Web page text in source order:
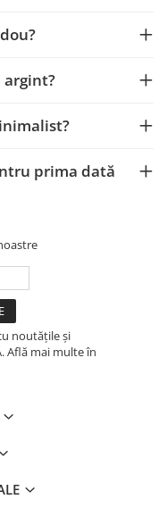
argint?
prima dată
noutățile și
Află mai multe în